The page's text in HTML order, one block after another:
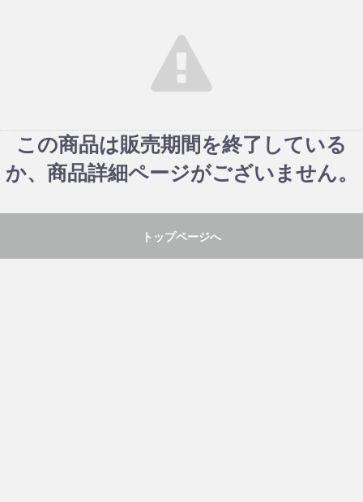
この商品は販売期間を終了している
か、商品詳細ページがございません。
トップページへ